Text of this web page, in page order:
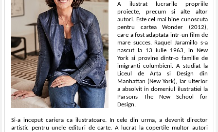
A ilustrat lucrarile propriile
proiecte, precum si alte altor
autori. Este cel mai bine cunoscuta
pentru cartea Wonder (2012),
care a fost adaptata intr-un film de
mare succes. Raquel Jaramillo s-a
nascut la 13 iulie 1963, in New
York si provine dintr-o familie de
imigranti columbieni. A studiat la
Liceul de Arta si Design din
Manhattan (New York), iar ulterior
a absolvit in domeniul ilustratiei la
Parsons The New School for
Design.
Si-a inceput cariera ca ilustratoare. In cele din urma, a devenit director
artistic pentru unele edituri de carte. A lucrat la copertile multor autori